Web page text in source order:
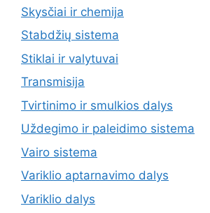
Skysčiai ir chemija
Stabdžių sistema
Stiklai ir valytuvai
Transmisija
Tvirtinimo ir smulkios dalys
Uždegimo ir paleidimo sistema
Vairo sistema
Variklio aptarnavimo dalys
Variklio dalys